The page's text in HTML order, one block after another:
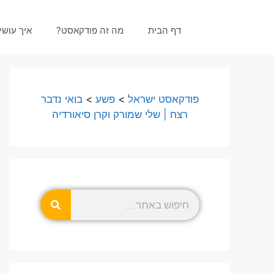
דף הבית מה זה פודקאסט? איך
פודקאסט ישראל > פשע > בואי נדבר
רצח | שלי שמורק וקרן סיאורדיה